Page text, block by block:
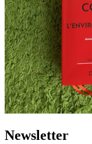
Newsletter